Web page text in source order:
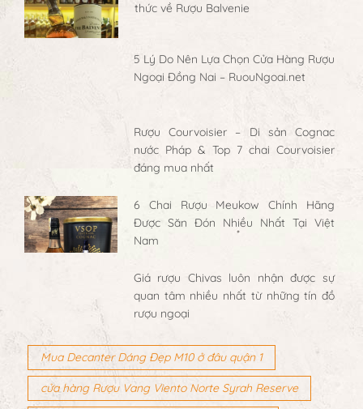
thức về Rượu Balvenie
5 Lý Do Nên Lựa Chọn Cửa Hàng Rượu
Ngoại Đồng Nai – RuouNgoai.net
Rượu Courvoisier – Di sản Cognac
nước Pháp & Top 7 chai Courvoisier
đáng mua nhất
6 Chai Rượu Meukow Chính Hãng
Được Săn Đón Nhiều Nhất Tại Việt
Nam
Giá rượu Chivas luôn nhận được sự
quan tâm nhiều nhất từ những tín đồ
rượu ngoại
Mua Decanter Dáng Đẹp M10 ở đâu quận 1
cửa hàng Rượu Vang Viento Norte Syrah Reserve